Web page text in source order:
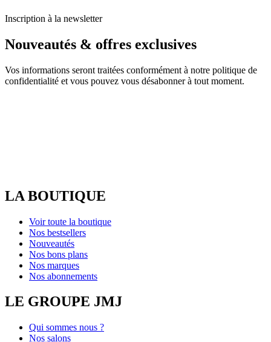
Inscription à la newsletter
Nouveautés & offres exclusives
Vos informations seront traitées conformément à notre politique de
confidentialité et vous pouvez vous désabonner à tout moment.
LA BOUTIQUE
Voir toute la boutique
Nos bestsellers
Nouveautés
Nos bons plans
Nos marques
Nos abonnements
LE GROUPE JMJ
Qui sommes nous ?
Nos salons